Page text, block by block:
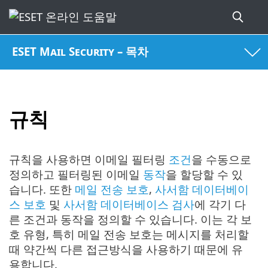
ESET Mail Security – 목차
규칙
규칙을 사용하면 이메일 필터링 조건을 수동으로
정의하고 필터링된 이메일 동작을 할당할 수 있
습니다. 또한 메일 전송 보호, 사서함 데이터베이
스 보호 및 사서함 데이터베이스 검사에 각기 다
른 조건과 동작을 정의할 수 있습니다. 이는 각 보
호 유형, 특히 메일 전송 보호는 메시지를 처리할
때 약간씩 다른 접근방식을 사용하기 때문에 유
용합니다.